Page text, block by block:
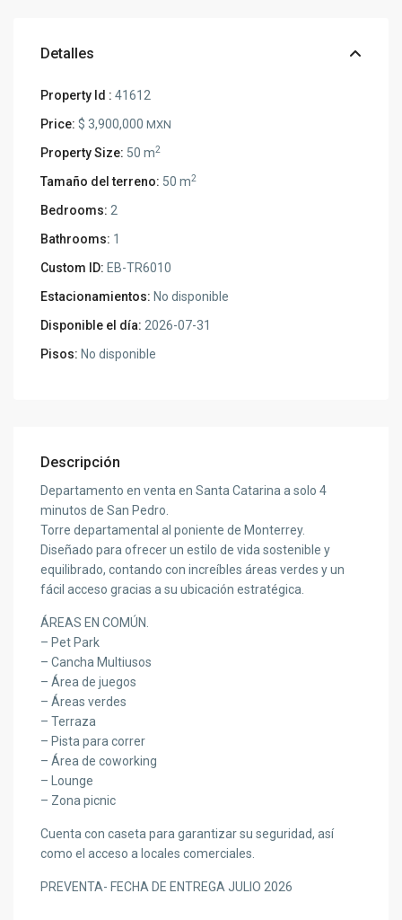
Detalles
Property Id : 41612
Price: $ 3,900,000MXN
Property Size: 50 m2
Tamaño del terreno: 50 m2
Bedrooms: 2
Bathrooms: 1
Custom ID: EB-TR6010
Estacionamientos: No disponible
Disponible el día: 2026-07-31
Pisos: No disponible
Descripción
Departamento en venta en Santa Catarina a solo 4
minutos de San Pedro.
Torre departamental al poniente de Monterrey.
Diseñado para ofrecer un estilo de vida sostenible y
equilibrado, contando con increíbles áreas verdes y un
fácil acceso gracias a su ubicación estratégica.
ÁREAS EN COMÚN.
– Pet Park
– Cancha Multiusos
– Área de juegos
– Áreas verdes
– Terraza
– Pista para correr
– Área de coworking
– Lounge
– Zona picnic
Cuenta con caseta para garantizar su seguridad, así
como el acceso a locales comerciales.
PREVENTA- FECHA DE ENTREGA JULIO 2026